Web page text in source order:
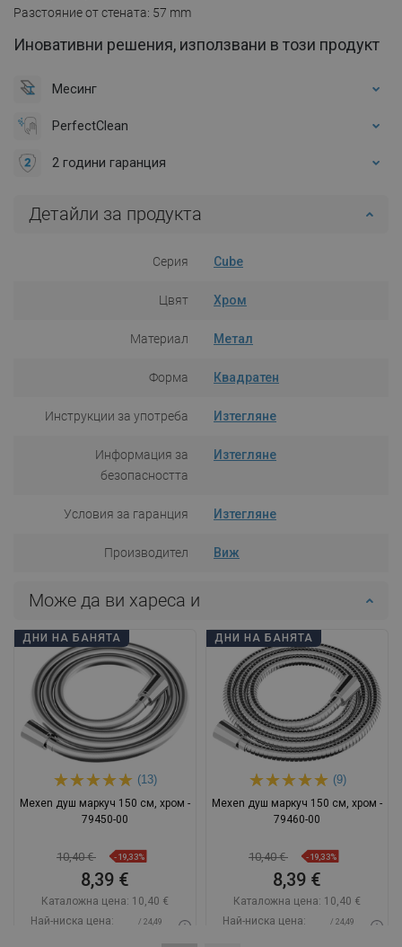
Разстояние от стената: 57 mm
Иновативни решения, използвани в този продукт
Месинг
PerfectClean
2 години гаранция
Детайли за продукта
Серия Cube
Цвят Хром
Материал Метал
Форма Квадратен
Инструкции за употреба Изтегляне
Информация за
безопасността
Изтегляне
Условия за гаранция Изтегляне
Производител Виж
Може да ви хареса и
ДНИ НА БАНЯТА
(13)
Mexen душ маркуч 150 см, хром -
79450-00
10,40 € -19,33%
8,39 €
Каталожна цена: 10,40 €
Най-ниска цена:
/ 24,49
ДНИ НА БАНЯТА
(9)
Mexen душ маркуч 150 см, хром -
79460-00
10,40 € -19,33%
8,39 €
Каталожна цена: 10,40 €
Най-ниска цена:
/ 24,49